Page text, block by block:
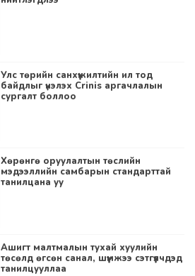
Улс төрийн санхүүжилтийн ил тод
байдлыг үнэлэх Crinis аргачлалын
сургалт боллоо
Хөрөнгө оруулалтын төслийн
мэдээллийн самбарын стандарттай
танилцана уу
Ашигт малтмалын тухай хуулийн
төсөлд өгсөн санал, шүүмжээ сэтгүүлчдэд
танилцууллаа